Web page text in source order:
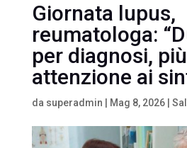
Giornata lupus,
reumatologa:
per diagnosi, più
attenzione ai
da superadmin Mag 8, 2026|